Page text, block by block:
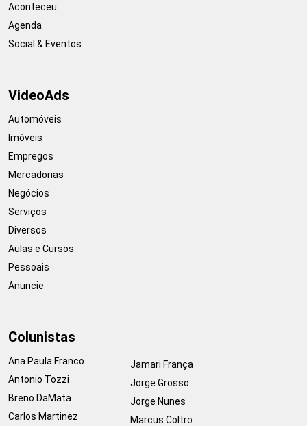
Aconteceu
Agenda
Social & Eventos
VideoAds
Automóveis
Imóveis
Empregos
Mercadorias
Negócios
Serviços
Diversos
Aulas e Cursos
Pessoais
Anuncie
Colunistas
Ana Paula Franco
Antonio Tozzi
Breno DaMata
Carlos Martinez
Jamari França
Jorge Grosso
Jorge Nunes
Marcus Coltro